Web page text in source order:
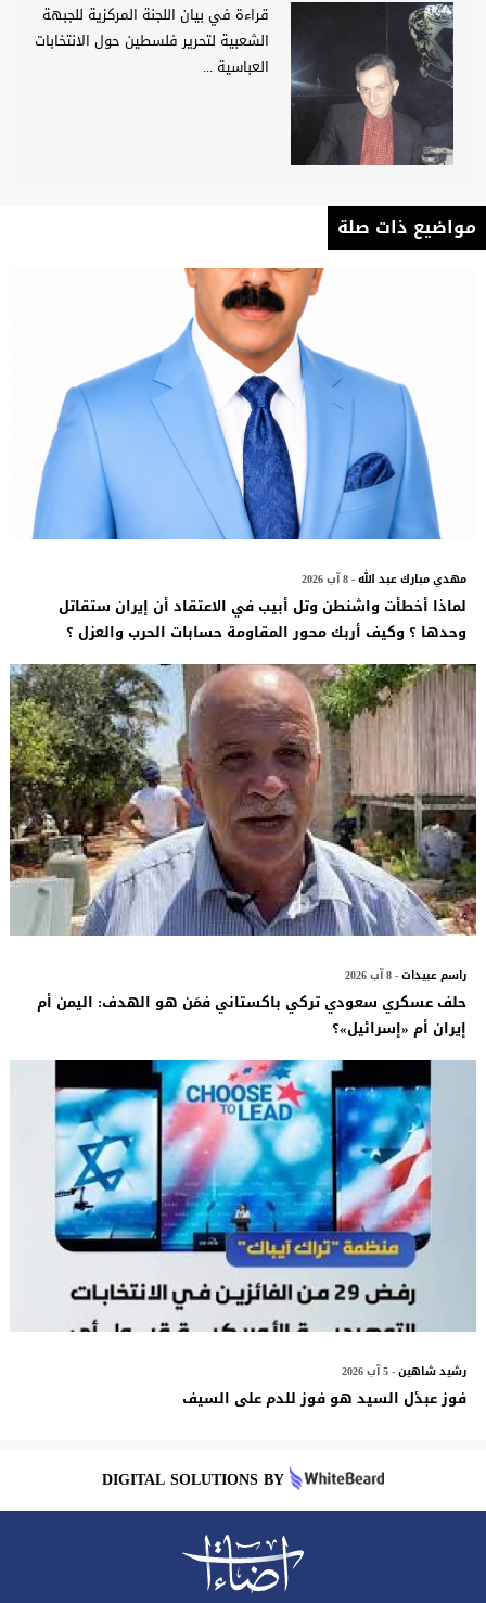
قراءة في بيان اللجنة المركزية للجبهة
الشعبية لتحرير فلسطين حول الانتخابات
العباسية ...
مواضيع ذات صلة
مهدي مبارك عبد الله- 8 آب 2026
لماذا أخطأت واشنطن وتل أبيب في الاعتقاد أن إيران ستقاتل
وحدها ؟ وكيف أربك محور المقاومة حسابات الحرب والعزل ؟
راسم عبيدات- 8 آب 2026
حلف عسكري سعودي تركي باكستاني فمَن هو الهدف: اليمن أم
إيران أم «إسرائيل»؟
رشيد شاهين- 5 آب 2026
فوز عبدٔل السيد هو فوز للدم على السيف
DIGITAL SOLUTIONS BY